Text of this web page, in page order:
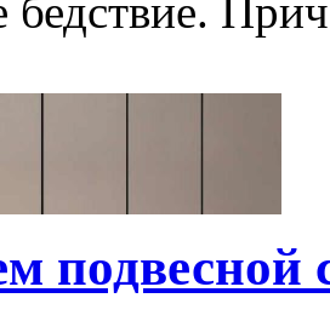
бедствие.
подвесной